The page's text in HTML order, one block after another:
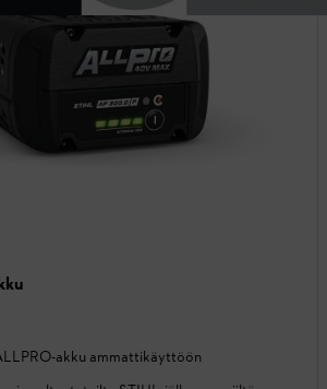
akku ammattikäyttöön